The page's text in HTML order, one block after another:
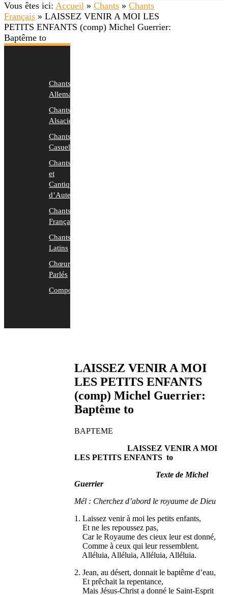
LAISSEZ VENIR A MOI
LES PETITS ENFANTS
(comp) Michel Guerrier:
Baptême to
BAPTEME
LAISSEZ VENIR A MOI
LES PETITS ENFANTS to
Texte de Michel
Guerrier
Mél : Cherchez d’abord le royaume de Dieu
1. Laissez venir à moi les petits enfants,
Et ne les repoussez pas,
Car le Royaume des cieux leur est donné,
Comme à ceux qui leur ressemblent.
Alléluia, Alléluia, Alléluia, Alléluia.
2. Jean, au désert, donnait le baptême d’eau,
Et prêchait la repentance,
Mais Jésus-Christ a donné le Saint-Esprit
Vous êtes ici: Accueil » Chants » Chants
Français » LAISSEZ VENIR A MOI LES
PETITS ENFANTS (comp) Michel Guerrier:
Baptême to
Chants
Allemands
Chants
Alsaciens
Chants
Casuels
Chants
et
Cantiques
d’Auteurs
Chants
Français
Chants
Latins
Chœurs
Parlés
Compositions